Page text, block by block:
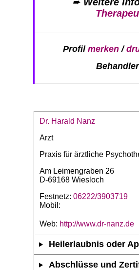
Profil merken/
Behandler
Dr. Harald Nanz
Arzt
Praxis für ärztliche
Am Leimengraben 26
D-69168 Wiesloch
Festnetz: 06222/3903719
Mobil:
Web: http://www.dr-nanz.de
Heilerlaubnis oder
Abschlüsse und